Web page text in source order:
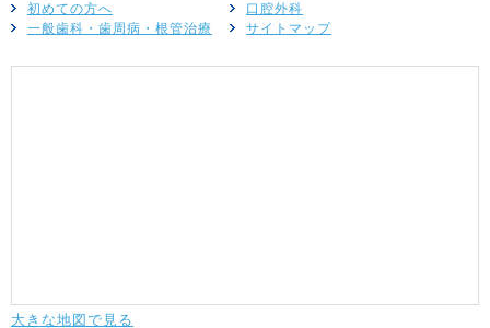
初めての方へ
一般歯科・歯周病・根管治療
口腔外科
サイトマップ
大きな地図で見る